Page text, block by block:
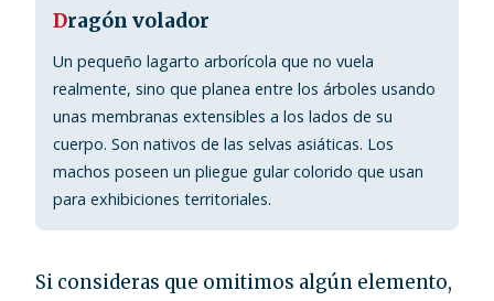
Dragón volador
Un pequeño lagarto arborícola que no vuela
realmente, sino que planea entre los árboles usando
unas membranas extensibles a los lados de su
cuerpo. Son nativos de las selvas asiáticas. Los
machos poseen un pliegue gular colorido que usan
para exhibiciones territoriales.
Si consideras que omitimos algún elemento,